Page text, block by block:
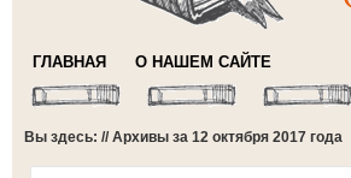
ГЛАВНАЯ О НАШЕМ САЙТЕ
Вы здесь: // Архивы за 12 октября 2017 года